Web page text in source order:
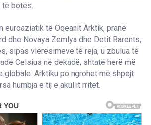
të botës.
euroaziatik të Oqeanit Arktik, pranë
dhe Novaya Zemlya dhe Detit Barents,
sipas vlerësimeve të reja, u zbulua të
Celsius në dekadë, shtatë herë më
globale. Arktiku po ngrohet më shpejt
humbja e tij e akullit rritet.